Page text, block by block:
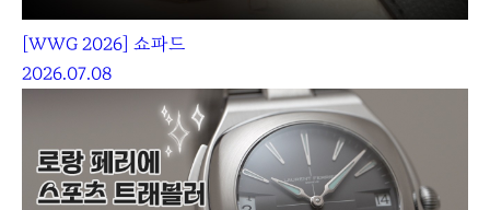
[WWG 2026] 쇼파드
2026.07.08